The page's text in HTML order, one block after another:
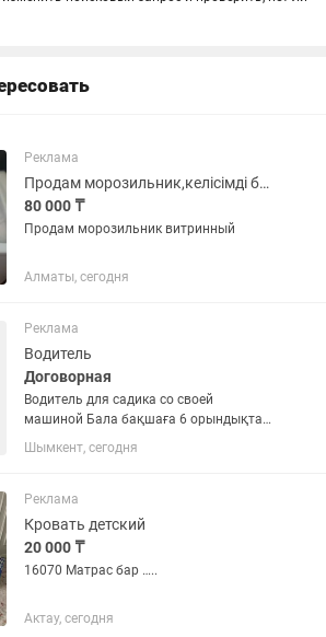
Реклама
Продам морозильник,келісімді бағада доставка бар
80 000 ₸
Продам морозильник витринный
Алматы, сегодня
Реклама
Водитель
Договорная
Водитель для садика со своей
машиной Бала бақшаға 6 орындықтан
көп өз автокөлігі бар жүргізуші қажет
Шымкент, сегодня
Реклама
Кровать детский
20 000 ₸
16070 Матрас бар …..
Актау, сегодня